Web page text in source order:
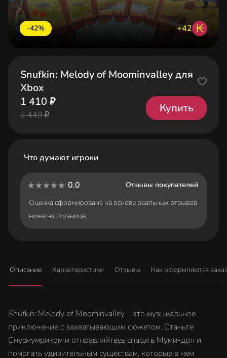
-42% +42 ₭
Snufkin: Melody of Moominvalley для
Xbox
1 410 ₽
2 449 ₽
Купить
Что думают игроки
0.0
Отзывы покупателей
Оценка сформирована на основе реальных отзывов
ниже на странице.
Описание Характеристики Отзывы Как оформляются
Snufkin: Melody of Moominvalley – это музыкальное
приключение с захватывающим сюжетом. Станьте
Снусмумриком и отправляйтесь спасать Муми-дол и
помогать удивительным существам, которые в нем